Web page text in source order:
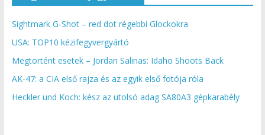
Sightmark G-Shot – red dot régebbi Glockokra
USA: TOP10 kézifegyvergyártó
Megtörtént esetek – Jordan Salinas: Idaho Shoots Back
AK-47: a CIA első rajza és az egyik első fotója róla
Heckler und Koch: kész az utolsó adag SA80A3 gépkarabély